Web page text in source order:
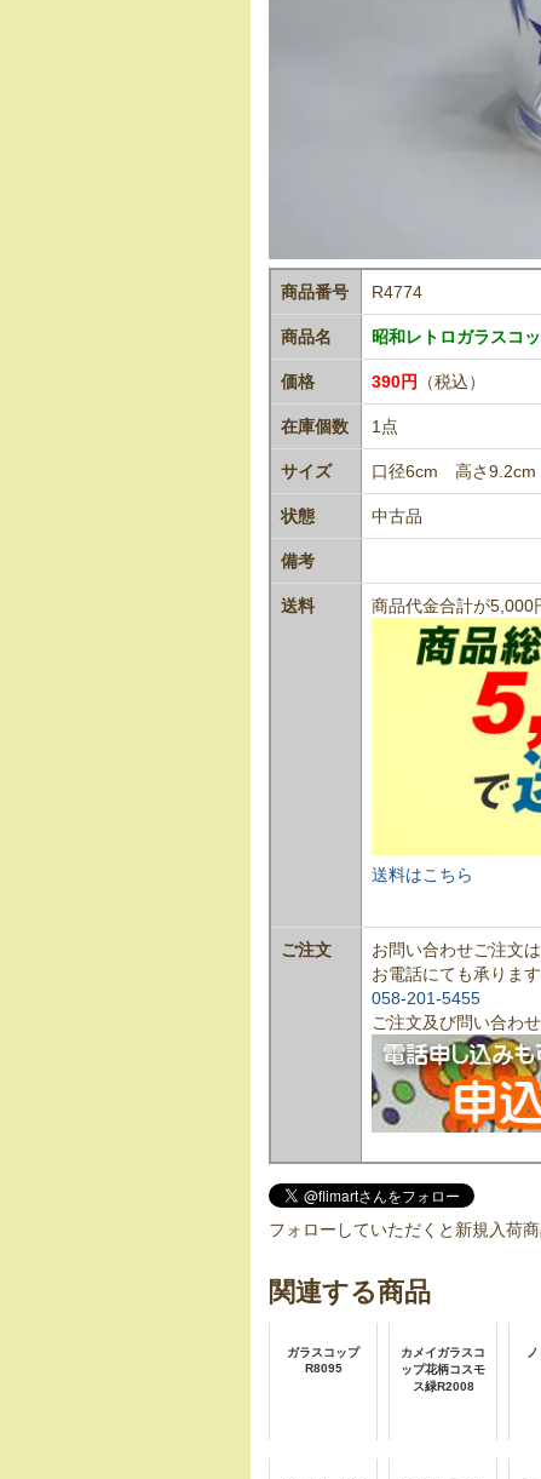
商品番号 R4774
商品名 昭和レトロガラスコ
価格 390円 （税込）
在庫個数 1点
サイズ 口径6cm 高さ9.2cm
状態 中古品
備考
送料 商品代金合計が5,000
送料はこちら
ご注文
お問い合わせご注文
お電話にても承ります
058-201-5455
ご注文及び問い合わせ
フォローしていただくと新規入荷
関連する商品
ガラスコップ
R8095
カメイガラスコ
ップ花柄コスモ
ス緑R2008